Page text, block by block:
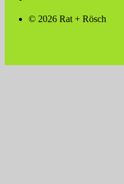
© 2026 Rat + Rösch